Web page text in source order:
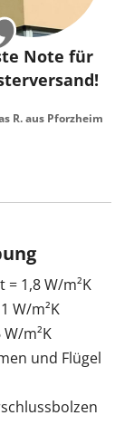
Note für
R. aus Pforzheim
1,8 W/m²K
W/m²K
m²K
und Flügel